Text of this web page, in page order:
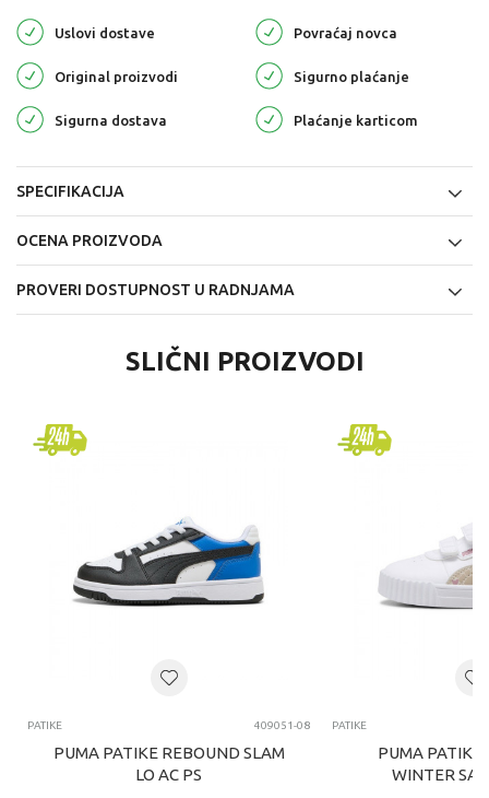
Uslovi dostave Povraćaj novca
Original proizvodi Sigurno plaćanje
Sigurna dostava Plaćanje karticom
SPECIFIKACIJA
OCENA PROIZVODA
PROVERI DOSTUPNOST U RADNJAMA
SLIČNI PROIZVODI
PATIKE 409051-08
PUMA PATIKE REBOUND SLAM
LO AC PS
PATIKE
PUMA PATIKE
WINTER